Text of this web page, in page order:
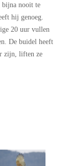
bijna nooit te
hij genoeg.
20 uur vullen
De buidel heeft
zijn, liften ze